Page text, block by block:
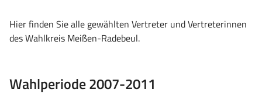
Hier finden Sie alle gewählten Vertreter und Vertreterinnen
des Wahlkreis Meißen-Radebeul.
Wahlperiode 2007-2011